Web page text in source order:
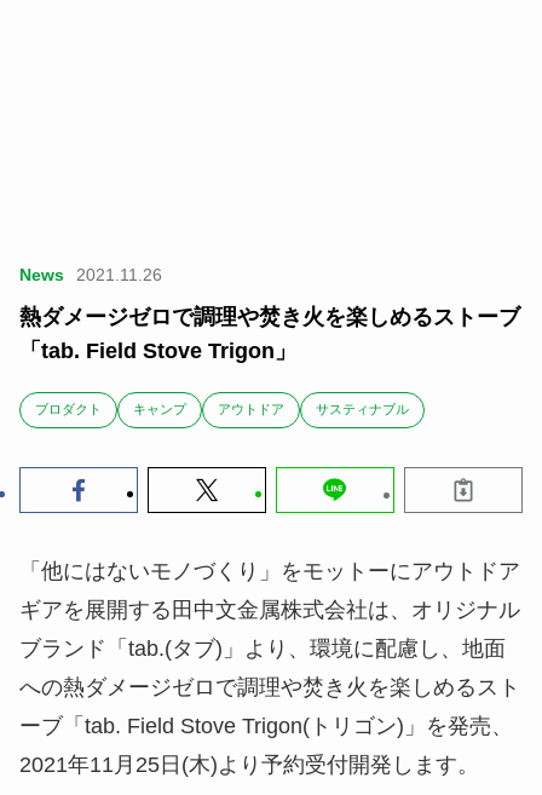
News 2021.11.26
熱ダメージゼロで調理や焚き火を楽しめるストーブ
「tab. Field Stove Trigon」
ブロダクト キャンプ アウトドア サスティナブル
「他にはないモノづくり」をモットーにアウトドア
ギアを展開する田中文金属株式会社は、オリジナル
ブランド「tab.(タブ)」より、環境に配慮し、地面
への熱ダメージゼロで調理や焚き火を楽しめるスト
ーブ「tab. Field Stove Trigon(トリゴン)」を発売、
2021年11月25日(木)より予約受付開発します。